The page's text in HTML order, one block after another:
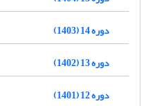
دوره 14 (1403)
دوره 13 (1402)
دوره 12 (1401)